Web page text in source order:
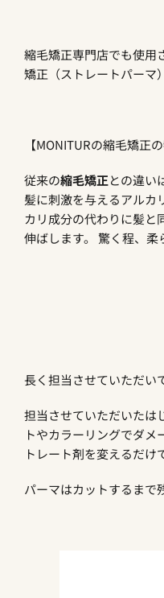
縮毛矯正専門店でも使用
矯正（ストレートパーマ
【MONITURの縮毛矯正の
従来の縮毛矯正との違い
髪に刺激を与えるアルカ
カリ成分の代わりに髪と
伸ばします。 驚く程、柔
長く担当させていただい
担当させていただいたは
トやカラーリングでダ
トレート剤を変えるだけ
パーマはカットするまで